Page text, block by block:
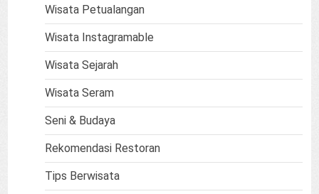
Wisata Petualangan
Wisata Instagramable
Wisata Sejarah
Wisata Seram
Seni & Budaya
Rekomendasi Restoran
Tips Berwisata